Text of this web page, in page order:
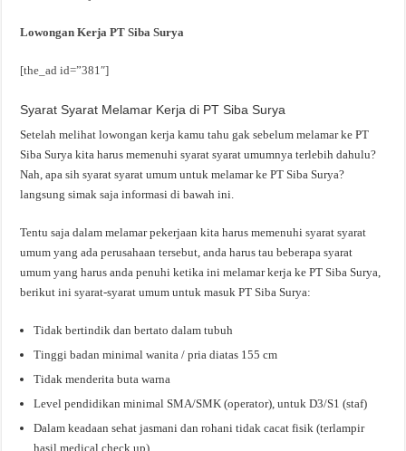
Lowongan Kerja PT Siba Surya
[the_ad id=”381″]
Syarat Syarat Melamar Kerja di PT Siba Surya
Setelah melihat lowongan kerja kamu tahu gak sebelum melamar ke PT
Siba Surya kita harus memenuhi syarat syarat umumnya terlebih dahulu?
Nah, apa sih syarat syarat umum untuk melamar ke PT Siba Surya?
langsung simak saja informasi di bawah ini.
Tentu saja dalam melamar pekerjaan kita harus memenuhi syarat syarat
umum yang ada perusahaan tersebut, anda harus tau beberapa syarat
umum yang harus anda penuhi ketika ini melamar kerja ke PT Siba Surya,
berikut ini syarat-syarat umum untuk masuk PT Siba Surya:
Tidak bertindik dan bertato dalam tubuh
Tinggi badan minimal wanita / pria diatas 155 cm
Tidak menderita buta warna
Level pendidikan minimal SMA/SMK (operator), untuk D3/S1 (staf)
Dalam keadaan sehat jasmani dan rohani tidak cacat fisik (terlampir
hasil medical check up)